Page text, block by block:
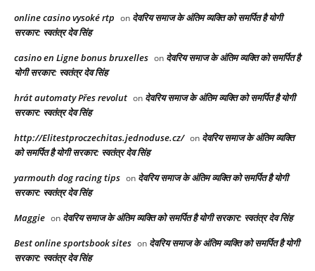
online casino vysoké rtp on देवरिय समाज के अंतिम व्यक्ति को समर्पित है योगी
सरकार: स्वतंत्र देव सिंह
casino en Ligne bonus bruxelles on देवरिय समाज के अंतिम व्यक्ति को समर्पित है
योगी सरकार: स्वतंत्र देव सिंह
hrát automaty Přes revolut on देवरिय समाज के अंतिम व्यक्ति को समर्पित है योगी
सरकार: स्वतंत्र देव सिंह
http://Elitestproczechitas.jednoduse.cz/ on देवरिय समाज के अंतिम व्यक्ति
को समर्पित है योगी सरकार: स्वतंत्र देव सिंह
yarmouth dog racing tips​ on देवरिय समाज के अंतिम व्यक्ति को समर्पित है योगी
सरकार: स्वतंत्र देव सिंह
Maggie on देवरिय समाज के अंतिम व्यक्ति को समर्पित है योगी सरकार: स्वतंत्र देव सिंह
Best online sportsbook sites on देवरिय समाज के अंतिम व्यक्ति को समर्पित है योगी
सरकार: स्वतंत्र देव सिंह